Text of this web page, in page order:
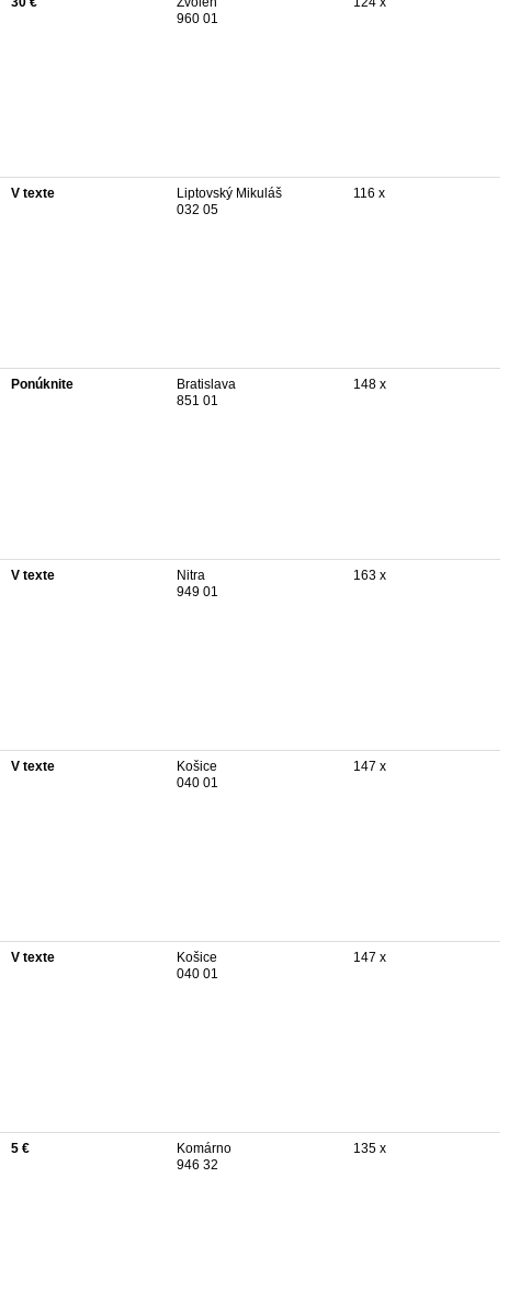
960 01
V texte
Liptovský Mikuláš
032 05
116 x
Ponúknite
Bratislava
851 01
148 x
V texte
Nitra
949 01
163 x
V texte
Košice
040 01
147 x
V texte
Košice
040 01
147 x
5 €
Komárno
946 32
135 x